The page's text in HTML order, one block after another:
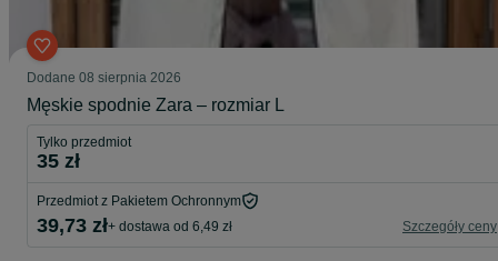
Dodane 08 sierpnia 2026
Męskie spodnie Zara – rozmiar L
Tylko przedmiot
35 zł
Przedmiot z Pakietem Ochronnym
39,73 zł+ dostawa od 6,49 zł Szczegóły ceny